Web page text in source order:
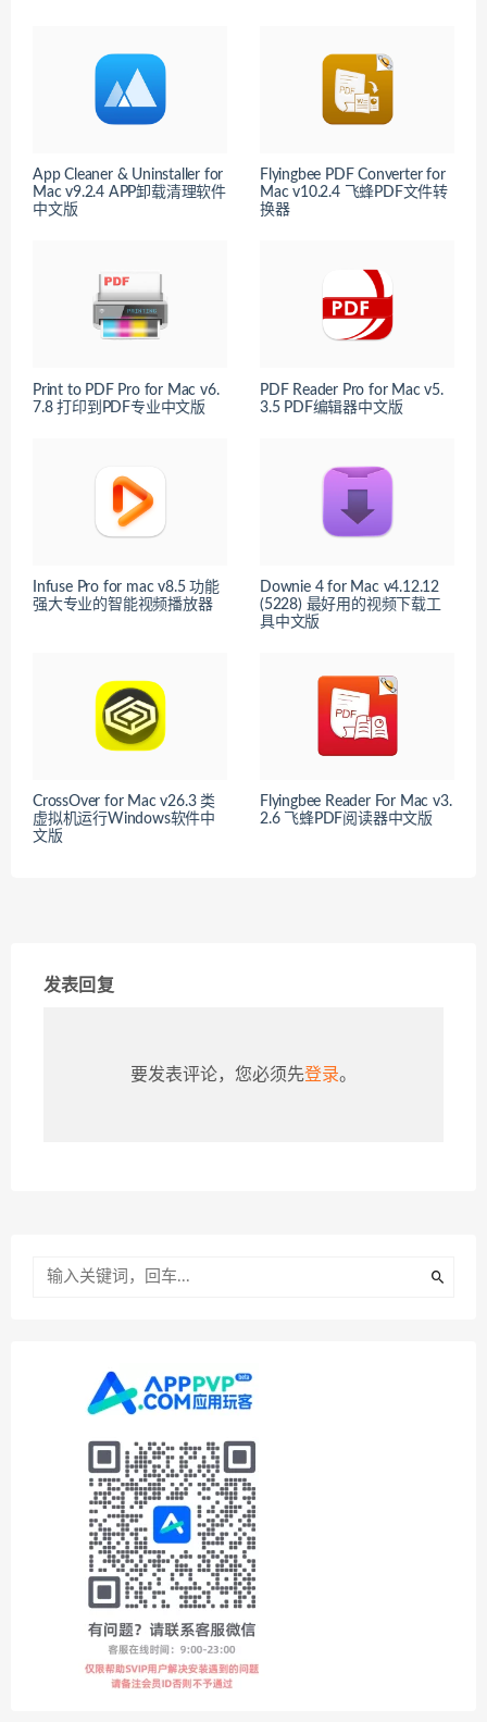
App Cleaner & Uninstaller for
Mac v9.2.4 APP卸载清理软件
中文版
Flyingbee PDF Converter for
Mac v10.2.4 飞蜂PDF文件转
换器
Print to PDF Pro for Mac v6.
7.8 打印到PDF专业中文版
PDF Reader Pro for Mac v5.
3.5 PDF编辑器中文版
Infuse Pro for mac v8.5 功能
强大专业的智能视频播放器
Downie 4 for Mac v4.12.12
(5228) 最好用的视频下载工
具中文版
CrossOver for Mac v26.3 类
虚拟机运行Windows软件中
文版
Flyingbee Reader For Mac v3.
2.6 飞蜂PDF阅读器中文版
发表回复
要发表评论，您必须先登录。